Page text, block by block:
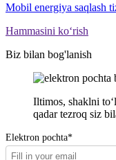
Mobil energiya saqlash
Hammasini ko‘rish
Biz bilan bog'lanish
Iltimos, shaklni
qadar tezroq siz
Elektron pochta*